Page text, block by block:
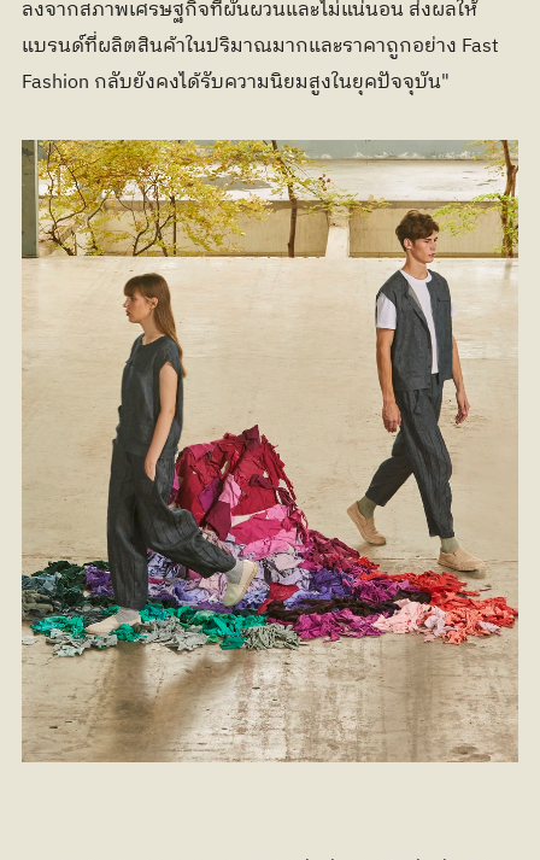
ลงจากสภาพเศรษฐกิจที่ผันผวนและไม่แน่นอน ส่งผลให้
แบรนด์ที่ผลิตสินค้าในปริมาณมากและราคาถูกอย่าง Fast
Fashion กลับยังคงได้รับความนิยมสูงในยุคปัจจุบัน"